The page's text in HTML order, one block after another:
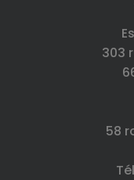
303
58